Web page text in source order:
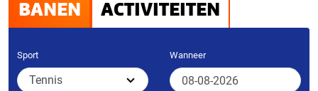
BANEN ACTIVITEITEN
Sport Wanneer